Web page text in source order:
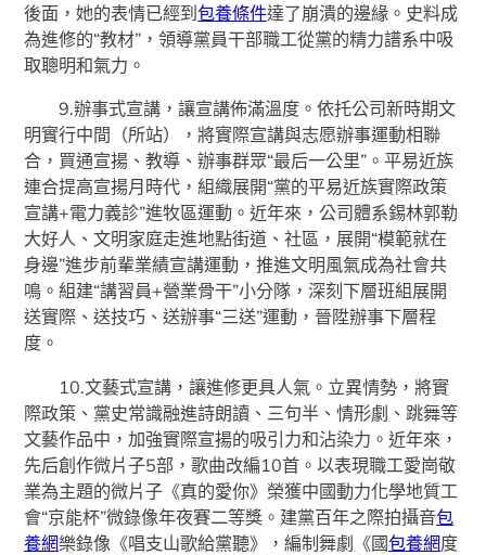
後面，她的表情已經到包養條件達了崩潰的邊緣。史料成
為進修的“教材”，領導黨員干部職工從黨的精力譜系中吸
取聰明和氣力。
9.辦事式宣講，讓宣講佈滿溫度。依托公司新時期文
明實行中間（所站），將實際宣講與志愿辦事運動相聯
合，買通宣揚、教導、辦事群眾“最后一公里”。平易近族
連合提高宣揚月時代，組織展開“黨的平易近族實際政策
宣講+電力義診”進牧區運動。近年來，公司體系錫林郭勒
大好人、文明家庭走進地點街道、社區，展開“模範就在
身邊”進步前輩業績宣講運動，推進文明風氣成為社會共
鳴。組建“講習員+營業骨干”小分隊，深刻下層班組展開
送實際、送技巧、送辦事“三送”運動，晉陞辦事下層程
度。
10.文藝式宣講，讓進修更具人氣。立異情勢，將實
際政策、黨史常識融進詩朗讀、三句半、情形劇、跳舞等
文藝作品中，加強實際宣揚的吸引力和沾染力。近年來，
先后創作微片子5部，歌曲改編10首。以表現職工愛崗敬
業為主題的微片子《真的愛你》榮獲中國動力化學地質工
會“京能杯”微錄像年夜賽二等獎。建黨百年之際拍攝音包
養網樂錄像《唱支山歌給黨聽》，編制舞劇《國包養網度